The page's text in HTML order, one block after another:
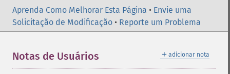
Aprenda Como Melhorar Esta Página • Envie uma
Solicitação de Modificação • Reporte um Problema
＋ adicionar nota
Notas de Usuários